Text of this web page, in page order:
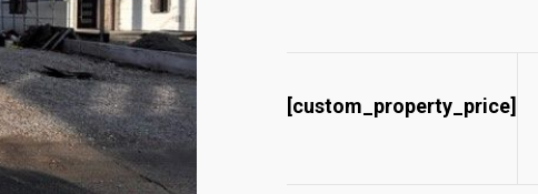
[custom_property_price]